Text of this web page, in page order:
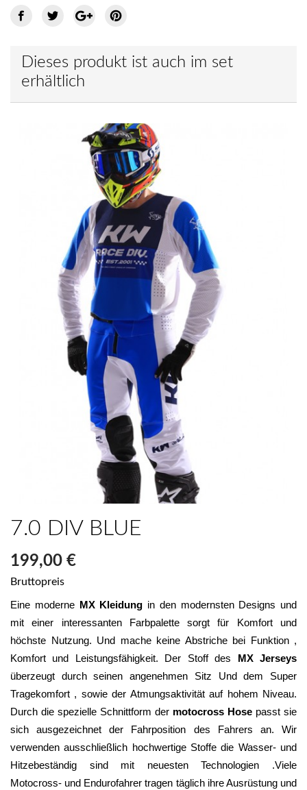
Dieses produkt ist auch im set
erhältlich
7.0 DIV BLUE
199,00 €
Bruttopreis
Eine moderne MX Kleidung in den modernsten Designs und
mit einer interessanten Farbpalette sorgt für Komfort und
höchste Nutzung. Und mache keine Abstriche bei Funktion ,
Komfort und Leistungsfähigkeit. Der Stoff des
MX Jerseys
überzeugt durch seinen angenehmen Sitz Und dem Super
Tragekomfort , sowie der Atmungsaktivität auf hohem Niveau.
Durch die spezielle Schnittform der motocross Hose passt sie
sich ausgezeichnet der Fahrposition des Fahrers an. Wir
verwenden ausschließlich hochwertige Stoffe die Wasser- und
Hitzebeständig sind mit neuesten Technologien .Viele
Motocross- und Endurofahrer tragen täglich ihre Ausrüstung und